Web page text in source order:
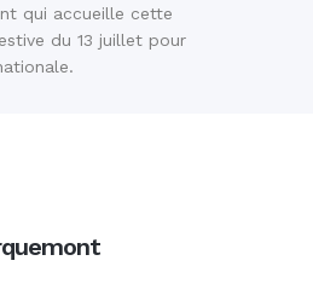
qui accueille cette
du 13 juillet pour